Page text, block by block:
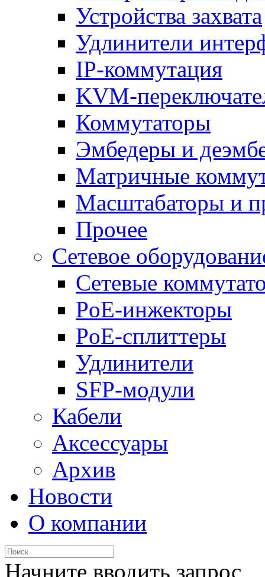
Устройства захвата
Удлинители
IP-коммутация
KVM-
Коммутаторы
Эмбедеры и
Матричные
Масштабаторы и
Прочее
Сетевое
Сетевые
PoE-инжекторы
PoE-сплиттеры
Удлинители
SFP-модули
Кабели
Аксессуары
Архив
Новости
О компании
Начните вводить запрос